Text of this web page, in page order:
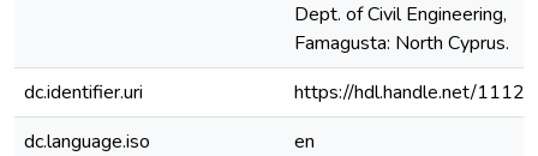
Dept. of Civil Engineering,
Famagusta: North Cyprus.
dc.identifier.uri
https://hdl.handle.net/
dc.language.iso
en